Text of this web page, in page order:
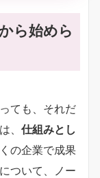
ら始めら
ても、それだ
、 仕組みとし
の企業で成果
ついて、ノー